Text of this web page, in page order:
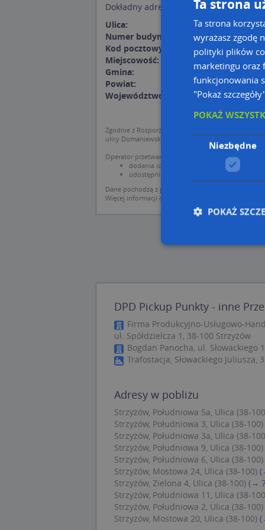
Dokładny adresu dojazdu:
Ulica:
Południowa 5A
Numer budynku:
Kod pocztowy:
38-100
Miejscowość:
Strzyżów
Gmina:
Strzyżów
Powiat:
strzyżowski
Województwo:
podkarpackie
Zgodnie z Rozporządzeniem PE i Rady (UE) o
ulicy Domaniewskiej 37.
Operator przetwarza dane osobowe w celu:
dodania ich do bazy Targeo oraz publikacji
udostępniania danych o firmach partnerom
Dane pochodzą z publicznych baz CEIDG, GUS,
Więcej informacji dot. RODO:
http://
DPD Pickup Punkty - inne
Firma Produkcyjno-Usługowo-
ul. Spółdzielcza 1, 38-100 Strzyżów
Bogdan Panocha, ul. Słowackiego
Trafostacja, Słowackiego Juliusza,
Adresy w pobliżu
Strzyżów, Południowa 5a, Ulica (38-
Strzyżów, Południowa 3, Ulica (38-100)
Strzyżów, Południowa 3a, Ulica (38-
Strzyżów, Południowa 9, Ulica (38-100)
Strzyżów, Południowa 6, Ulica (38-100)
Strzyżów, Mostowa 24, Ulica (38-100)
Strzyżów, Zielona 4, Ulica (38-100) (→
Strzyżów, Południowa 11, Ulica (38-
Strzyżów, Południowa 2, Ulica (38-100)
Strzyżów, Mostowa 20, Ulica (38-100)
Ta strona
Ta strona
wyrażasz zgodę
polityki plików
marketingu oraz
funkcjonowania
"Pokaż szczegóły".
POKAŻ
Niezbędne
POKAŻ
zarządzanie
Nazwa
APPSESSID
kloc
Nazwa
_ga_DEEKR6C5LV
_ga
Nazwa
MUID
Nazwa